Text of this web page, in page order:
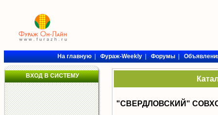
На главную|Фураж-Weekly|Форумы|
ВХОД В СИСТЕМУ
"СВЕРДЛОВСКИЙ"